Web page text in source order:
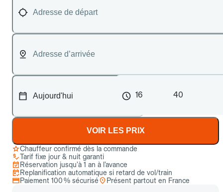
16 40
VOIR LES PRIX
Chauffeur confirmé dès la commande
Tarif fixe jour & nuit garanti
Réservation jusqu’à 1 an à l’avance
Replanification automatique si retard de vol/train
Paiement 100 % sécurisé
Présent partout en France